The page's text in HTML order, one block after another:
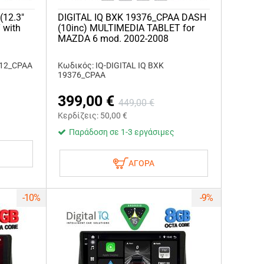
with
DIGITAL IQ BXK 19376_CPAA DASH
(10inc) MULTIMEDIA TABLET for
MAZDA 6 mod. 2002-2008
Κωδικός: IQ-DIGITAL IQ BXK
19376_CPAA
399,00 € 449,00 €
Κερδίζεις: 50,00 €
Παράδοση σε 1-3 εργάσιμες
ΑΓΟΡΑ
-10% -9%